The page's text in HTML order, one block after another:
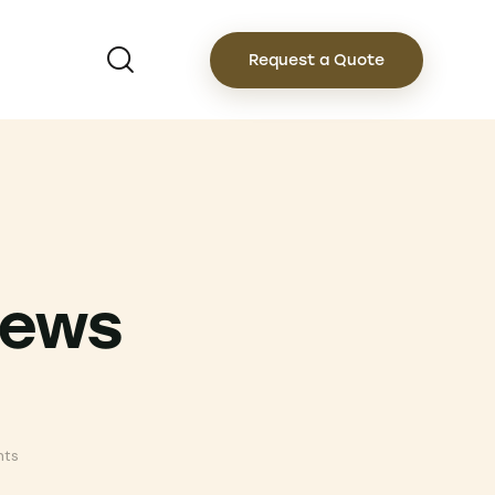
Request a Quote